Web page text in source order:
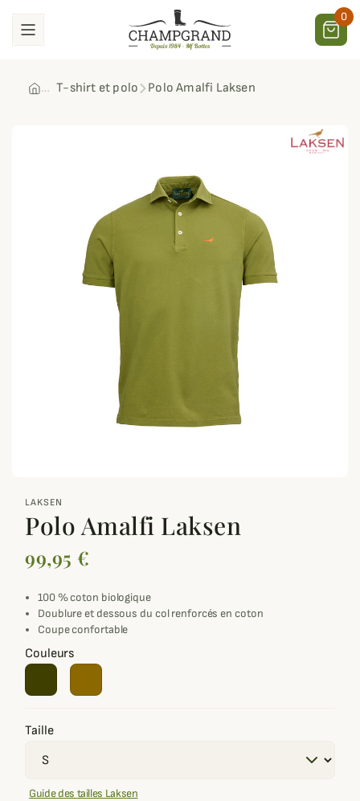
0
T-shirt et polo Polo Amalfi Laksen
LAKSEN
Polo Amalfi Laksen
99,95 €
100 % coton biologique
Doublure et dessous du col renforcés en coton
Coupe confortable
Couleurs
Taille
Guide des tailles Laksen